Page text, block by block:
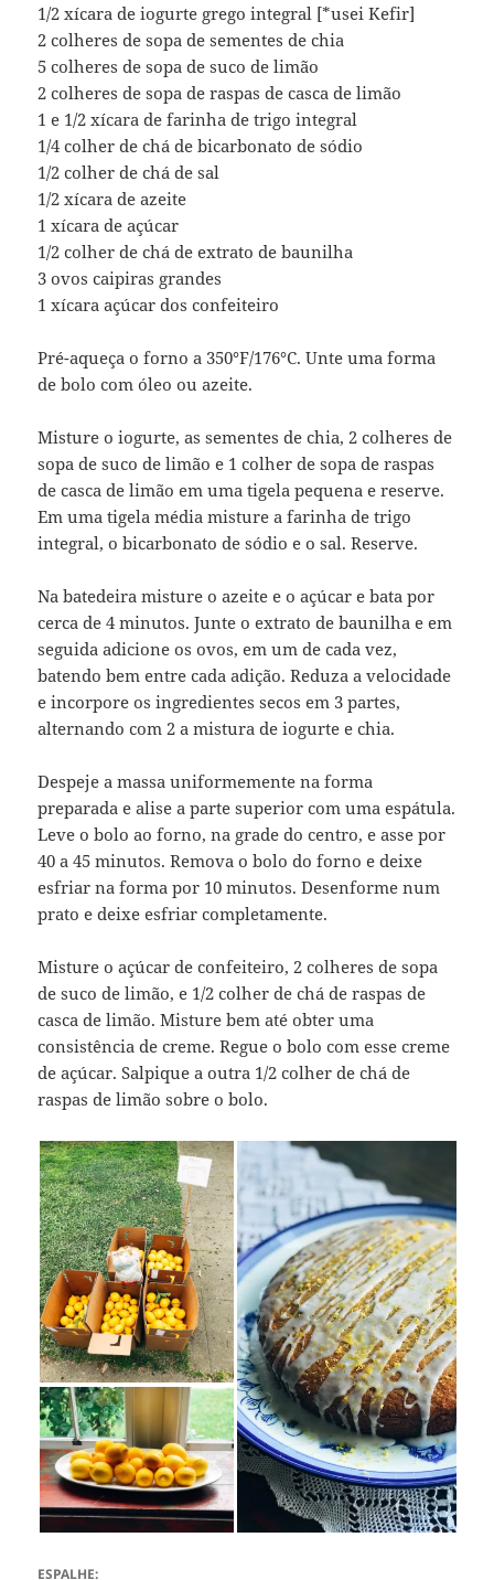
1/2 xícara de iogurte grego integral [*usei Kefir]
2 colheres de sopa de sementes de chia
5 colheres de sopa de suco de limão
2 colheres de sopa de raspas de casca de limão
1 e 1/2 xícara de farinha de trigo integral
1/4 colher de chá de bicarbonato de sódio
1/2 colher de chá de sal
1/2 xícara de azeite
1 xícara de açúcar
1/2 colher de chá de extrato de baunilha
3 ovos caipiras grandes
1 xícara açúcar dos confeiteiro
Pré-aqueça o forno a 350°F/176°C. Unte uma forma
de bolo com óleo ou azeite.
Misture o iogurte, as sementes de chia, 2 colheres de
sopa de suco de limão e 1 colher de sopa de raspas
de casca de limão em uma tigela pequena e reserve.
Em uma tigela média misture a farinha de trigo
integral, o bicarbonato de sódio e o sal. Reserve.
Na batedeira misture o azeite e o açúcar e bata por
cerca de 4 minutos. Junte o extrato de baunilha e em
seguida adicione os ovos, em um de cada vez,
batendo bem entre cada adição. Reduza a velocidade
e incorpore os ingredientes secos em 3 partes,
alternando com 2 a mistura de iogurte e chia.
Despeje a massa uniformemente na forma
preparada e alise a parte superior com uma espátula.
Leve o bolo ao forno, na grade do centro, e asse por
40 a 45 minutos. Remova o bolo do forno e deixe
esfriar na forma por 10 minutos. Desenforme num
prato e deixe esfriar completamente.
Misture o açúcar de confeiteiro, 2 colheres de sopa
de suco de limão, e 1/2 colher de chá de raspas de
casca de limão. Misture bem até obter uma
consistência de creme. Regue o bolo com esse creme
de açúcar. Salpique a outra 1/2 colher de chá de
raspas de limão sobre o bolo.
ESPALHE: